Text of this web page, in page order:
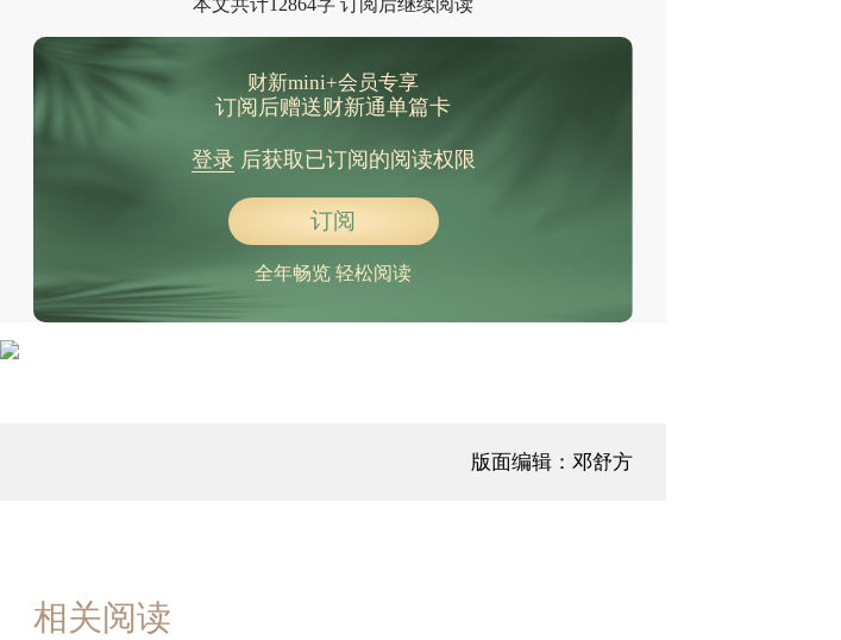
财新mini+会员专享
订阅后赠送财新通单篇卡
登录后获取已订阅的阅读权限
订阅
全年畅览 轻松阅读
版面编辑：邓舒方
相关阅读